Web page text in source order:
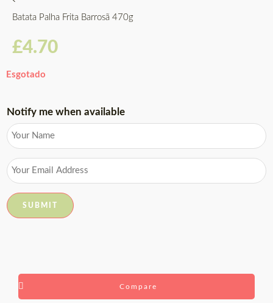
Batata Palha Frita Barrosã 470g
£4.70
Esgotado
Notify me when available
Compare